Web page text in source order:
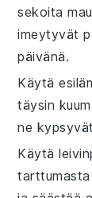
sekoita
imeytyvät
päivänä.
Käytä
täysin
ne
Käytä
tarttumasta